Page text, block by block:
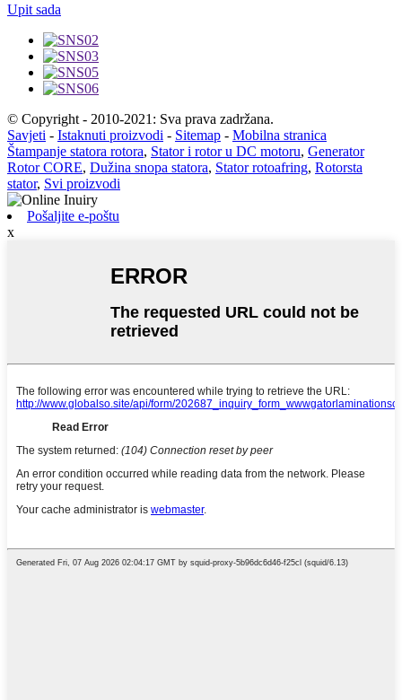
Upit sada
© Copyright - 2010-2021: Sva prava zadržana.
Savjeti - Istaknuti proizvodi - Sitemap - Mobilna stranica
Štampanje statora rotora, Stator i rotor u DC motoru, Generator
Rotor CORE, Dužina snopa statora, Stator rotoafring, Rotorsta
stator, Svi proizvodi
Pošaljite e-poštu
x